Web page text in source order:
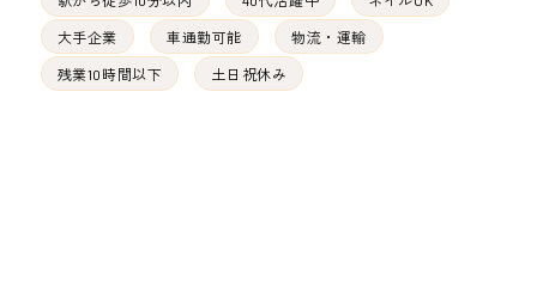
大手企業 車通勤可能 物流・運輸
残業10時間以下 土日祝休み